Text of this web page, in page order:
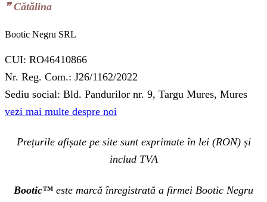
❞‬ Cătălina
Bootic Negru SRL
CUI: RO46410866
Nr. Reg. Com.: J26/1162/2022
Sediu social: Bld. Pandurilor nr. 9, Targu Mures, Mures
vezi mai multe despre noi
Prețurile afișate pe site sunt exprimate în lei (RON) și
includ TVA
Bootic™ este marcă înregistrată a firmei Bootic Negru